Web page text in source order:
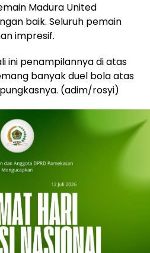
Madura United
baik. Seluruh pemain
impresif.
ini penampilannya di atas
banyak duel bola atas
(adim/rosyi)